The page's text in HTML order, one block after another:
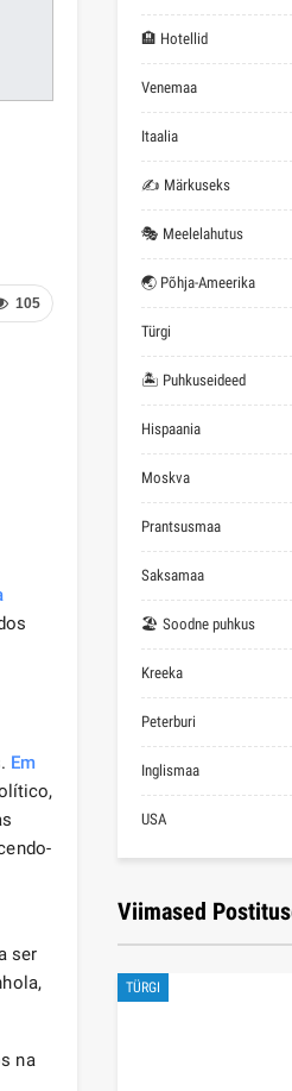
105
Em
ser
na
🏨 Hotellid
Venemaa
Itaalia
✍ Märkuseks
🎭 Meelelahutus
🌏 Põhja-Ameerika
Türgi
🏝 Puhkuseideed
Hispaania
Moskva
Prantsusmaa
Saksamaa
🏖 Soodne puhkus
Kreeka
Peterburi
Inglismaa
USA
Viimased
TÜRGI